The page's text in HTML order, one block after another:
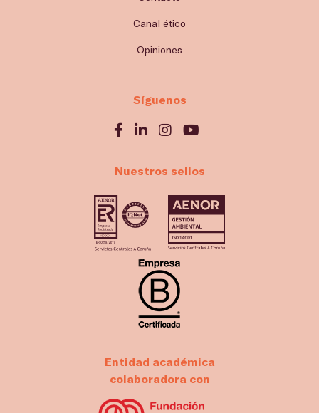
Canal ético
Opiniones
Síguenos
Nuestros sellos
Entidad académica
colaboradora con